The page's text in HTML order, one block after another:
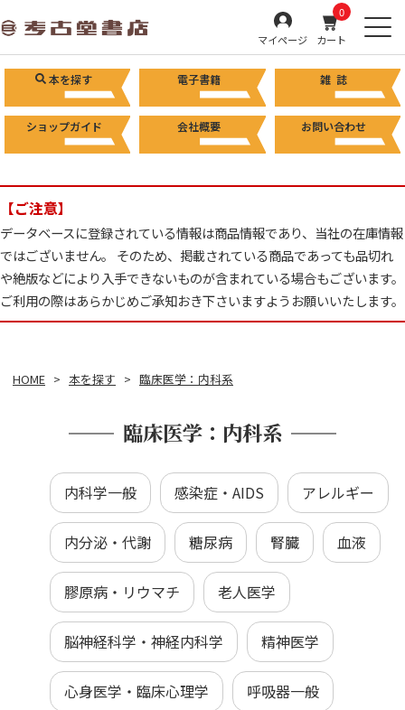
マイページ カート
0
本を探す 電子書籍 雑 誌
ショップガイド 会社概要 お問い合わせ
【ご注意】
データベースに登録されている情報は商品情報であり、当社の在庫情報
ではございません。 そのため、掲載されている商品であっても品切れ
や絶版などにより入手できないものが含まれている場合もございます。
ご利用の際はあらかじめご承知おき下さいますようお願いいたします。
HOME 本を探す 臨床医学：内科系
臨床医学：内科系
内科学一般 感染症・AIDS アレルギー
内分泌・代謝 糖尿病 腎臓 血液
膠原病・リウマチ 老人医学
脳神経科学・神経内科学 精神医学
心身医学・臨床心理学 呼吸器一般